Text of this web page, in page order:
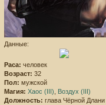
Данные:
Раса: человек
Возраст: 32
Пол: мужской
Магия: Хаос (III), Воздух (III)
Должность: глава Чёрной Длани